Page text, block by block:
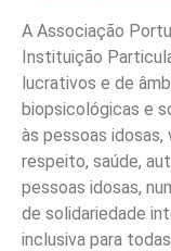
A Associação
Instituição
lucrativos e de
biopsicológicas e
às pessoas idosas,
respeito, saúde,
pessoas idosas,
de solidariedade
inclusiva para